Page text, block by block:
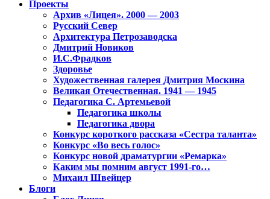
Проекты
Архив «Лицея». 2000 — 2003
Русский Север
Архитектура Петрозаводска
Дмитрий Новиков
И.С.Фрадков
Здоровье
Художественная галерея Дмитрия Москина
Великая Отечественная. 1941 — 1945
Педагогика С. Артемьевой
Педагогика школы
Педагогика двора
Конкурс короткого рассказа «Сестра таланта»
Конкурс «Во весь голос»
Конкурс новой драматургии «Ремарка»
Каким мы помним август 1991-го…
Михаил Швейцер
Блоги